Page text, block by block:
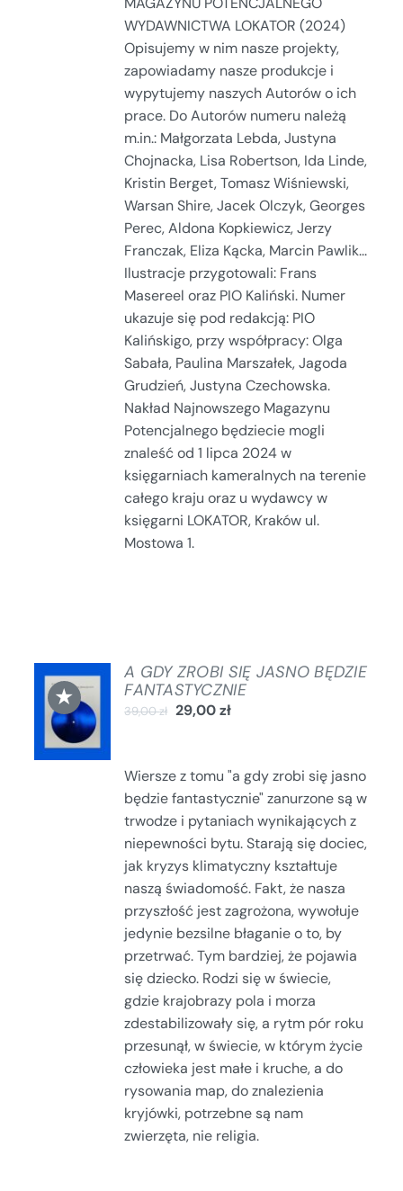
WYDAWNICTWA LOKATOR (2024)
Opisujemy w nim nasze projekty,
zapowiadamy nasze produkcje i
wypytujemy naszych Autorów o ich
prace. Do Autorów numeru należą
m.in.: Małgorzata Lebda, Justyna
Chojnacka, Lisa Robertson, Ida Linde,
Kristin Berget, Tomasz Wiśniewski,
Warsan Shire, Jacek Olczyk, Georges
Perec, Aldona Kopkiewicz, Jerzy
Franczak, Eliza Kącka, Marcin Pawlik...
Ilustracje przygotowali: Frans
Masereel oraz PIO Kaliński. Numer
ukazuje się pod redakcją: PIO
Kalińskigo, przy współpracy: Olga
Sabała, Paulina Marszałek, Jagoda
Grudzień, Justyna Czechowska.
Nakład Najnowszego Magazynu
Potencjalnego będziecie mogli
znaleść od 1 lipca 2024 w
księgarniach kameralnych na terenie
całego kraju oraz u wydawcy w
księgarni LOKATOR, Kraków ul.
Mostowa 1.
★
DODAJ
DO
KOSZYKA
SZCZEGÓŁY
A GDY ZROBI SIĘ JASNO BĘDZIE
FANTASTYCZNIE
39,00zł 29,00zł
Wiersze z tomu "a gdy zrobi się jasno
będzie fantastycznie" zanurzone są w
trwodze i pytaniach wynikających z
niepewności bytu. Starają się dociec,
jak kryzys klimatyczny kształtuje
naszą świadomość. Fakt, że nasza
przyszłość jest zagrożona, wywołuje
jedynie bezsilne błaganie o to, by
przetrwać. Tym bardziej, że pojawia
się dziecko. Rodzi się w świecie,
gdzie krajobrazy pola i morza
zdestabilizowały się, a rytm pór roku
przesunął, w świecie, w którym życie
człowieka jest małe i kruche, a do
rysowania map, do znalezienia
kryjówki, potrzebne są nam
zwierzęta, nie religia.